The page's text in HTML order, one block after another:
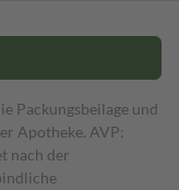
Packungsbeilage und
Apotheke. AVP:
nach der